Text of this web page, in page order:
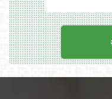
■スマホ、コ
いずれかの経
■Mayaでの実
■Unity（
いずれかの経
【歓迎要件】
■After Effectの
えが大きく反
【具体的には】
＜メイン業務＞
◎ブロックチ
ー
・ブロックチ